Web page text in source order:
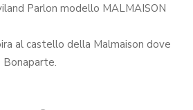
Parlon modello MALMAISON
al castello della Malmaison dove
Bonaparte.